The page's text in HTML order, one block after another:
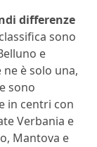
differenze
sono
e
è solo una,
sono
in centri con
Verbania e
Mantova e